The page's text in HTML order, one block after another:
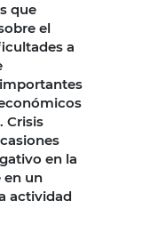
que
el
a
Crisis
en la
en un
actividad